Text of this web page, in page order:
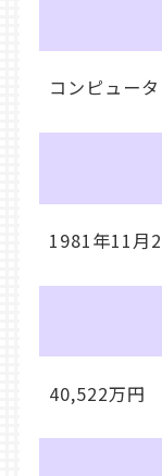
コンピュー
1981年11月
40,522万円